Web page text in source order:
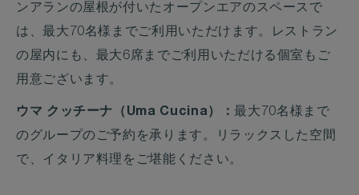
ンアランの屋根が付いたオープンエアのスペースで
は、最大70名様までご利用いただけます。レストラン
の屋内にも、最大6席までご利用いただける個室もご
用意ございます。
ウマ クッチーナ（Uma Cucina）：最大70名様まで
のグループのご予約を承ります。リラックスした空間
で、イタリア料理をご堪能ください。